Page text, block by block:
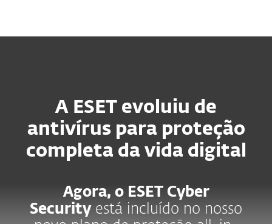
A ESET evoluiu de
antivírus para proteção
completa da vida digital
Agora, o ESET Cyber
Securityestá incluído no nosso